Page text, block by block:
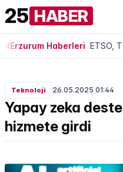
25 HABER
#Erzurum Haberleri ETSO,
Teknoloji 26.05.2025 01:44
Yapay zeka
hizmete girdi